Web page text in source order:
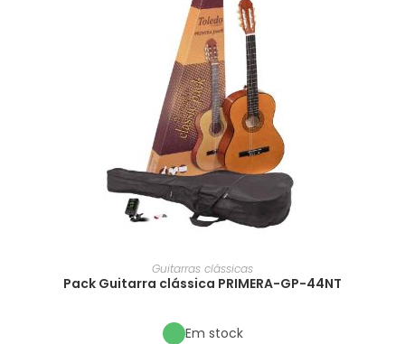
Guitarras clássicas
Pack Guitarra clássica PRIMERA-GP-44NT
Em stock